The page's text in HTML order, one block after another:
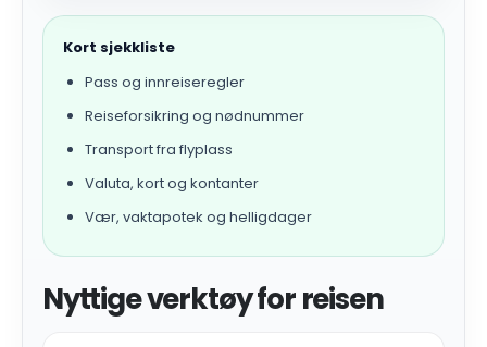
Kort sjekkliste
Pass og innreiseregler
Reiseforsikring og nødnummer
Transport fra flyplass
Valuta, kort og kontanter
Vær, vaktapotek og helligdager
Nyttige verktøy for reisen